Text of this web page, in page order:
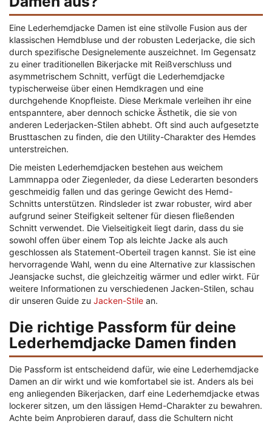
Eine Lederhemdjacke Damen ist eine stilvolle Fusion aus der
klassischen Hemdbluse und der robusten Lederjacke, die sich
durch spezifische Designelemente auszeichnet. Im Gegensatz
zu einer traditionellen Bikerjacke mit Reißverschluss und
asymmetrischem Schnitt, verfügt die Lederhemdjacke
typischerweise über einen Hemdkragen und eine
durchgehende Knopfleiste. Diese Merkmale verleihen ihr eine
entspanntere, aber dennoch schicke Ästhetik, die sie von
anderen Lederjacken-Stilen abhebt. Oft sind auch aufgesetzte
Brusttaschen zu finden, die den Utility-Charakter des Hemdes
unterstreichen.
Die meisten Lederhemdjacken bestehen aus weichem
Lammnappa oder Ziegenleder, da diese Lederarten besonders
geschmeidig fallen und das geringe Gewicht des Hemd-
Schnitts unterstützen. Rindsleder ist zwar robuster, wird aber
aufgrund seiner Steifigkeit seltener für diesen fließenden
Schnitt verwendet. Die Vielseitigkeit liegt darin, dass du sie
sowohl offen über einem Top als leichte Jacke als auch
geschlossen als Statement-Oberteil tragen kannst. Sie ist eine
hervorragende Wahl, wenn du eine Alternative zur klassischen
Jeansjacke suchst, die gleichzeitig wärmer und edler wirkt. Für
weitere Informationen zu verschiedenen Jacken-Stilen, schau
dir unseren Guide zu Jacken-Stile an.
Die richtige Passform für deine
Lederhemdjacke Damen finden
Die Passform ist entscheidend dafür, wie eine Lederhemdjacke
Damen an dir wirkt und wie komfortabel sie ist. Anders als bei
eng anliegenden Bikerjacken, darf eine Lederhemdjacke etwas
lockerer sitzen, um den lässigen Hemd-Charakter zu bewahren.
Achte beim Anprobieren darauf, dass die Schultern nicht